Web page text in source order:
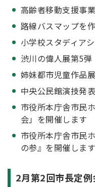
高齢者移動支援事
路線バスマップを
小学校スタディア
渋川の偉人展第5
姉妹都市児童作品
中央公民館演技発
市役所本庁舎市民
会」を開催します
市役所本庁舎市民
の参』を開催します
2月第2回市長定例